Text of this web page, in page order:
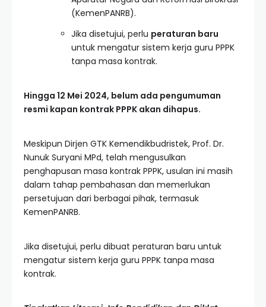
(KemenPANRB).
Jika disetujui, perlu peraturan baru
untuk mengatur sistem kerja guru PPPK
tanpa masa kontrak.
Hingga 12 Mei 2024, belum ada pengumuman
resmi kapan kontrak PPPK akan dihapus.
Meskipun Dirjen GTK Kemendikbudristek, Prof. Dr.
Nunuk Suryani MPd, telah mengusulkan
penghapusan masa kontrak PPPK, usulan ini masih
dalam tahap pembahasan dan memerlukan
persetujuan dari berbagai pihak, termasuk
KemenPANRB.
Jika disetujui, perlu dibuat peraturan baru untuk
mengatur sistem kerja guru PPPK tanpa masa
kontrak.